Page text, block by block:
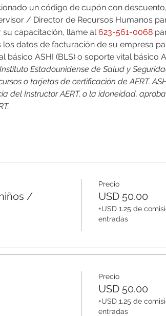
/ Director de Recursos Humanos
capacitación, llame al 623-561-0068
datos de facturación de su empresa
básico ASHI (BLS) o soporte vital básico
Estadounidense de Salud y
o tarjetas de certificación de AERT.
del Instructor AERT, o la idoneidad,
/
Precio
USD 50.00
+USD 1.25 de
entradas
Precio
USD 50.00
+USD 1.25 de
entradas